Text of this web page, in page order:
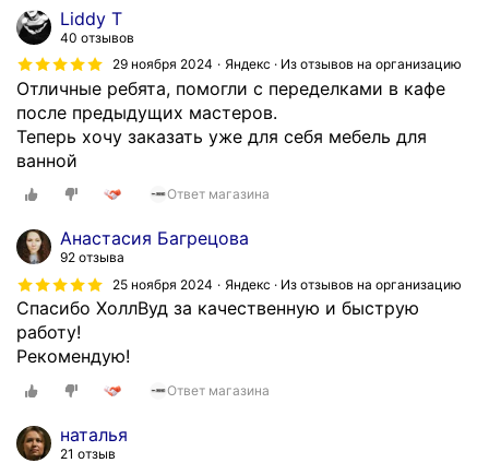
Liddy T
40 отзывов
29 ноября 2024
Яндекс · Из отзывов на организацию
Отличные ребята, помогли с переделками в кафе
после предыдущих мастеров.
Теперь хочу заказать уже для себя мебель для
ванной
Ответ магазина
Анастасия Багрецова
92 отзыва
25 ноября 2024
Яндекс · Из отзывов на организацию
Спасибо ХоллВуд за качественную и быструю
работу!
Рекомендую!
Ответ магазина
наталья
21 отзыв